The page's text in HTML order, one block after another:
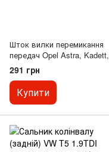
Шток вилки перемикання
передач Opel Astra, Kadett,
Vectra, Zafira 84-05
291 грн
Купити